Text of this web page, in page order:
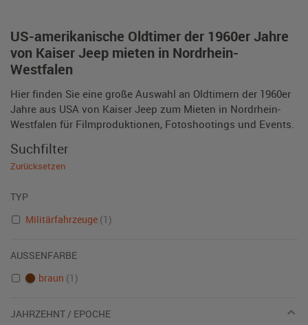
US-amerikanische Oldtimer der 1960er Jahre
von Kaiser Jeep mieten in Nordrhein-
Westfalen
Hier finden Sie eine große Auswahl an Oldtimern der 1960er
Jahre aus USA von Kaiser Jeep zum Mieten in Nordrhein-
Westfalen für Filmproduktionen, Fotoshootings und Events.
Suchfilter
Zurücksetzen
TYP
Militärfahrzeuge (1)
AUSSENFARBE
braun (1)
JAHRZEHNT / EPOCHE